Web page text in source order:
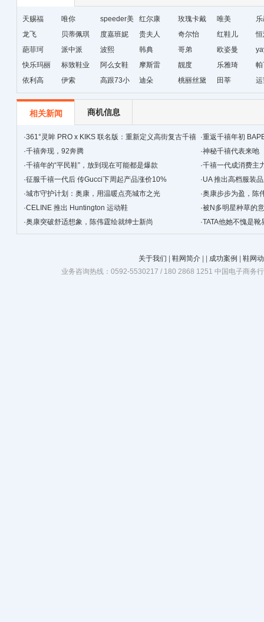
天赐福 唯你
speeder美
国暴龙
红尔康
玫瑰卡戴
尔
唯美
龙飞
贝蒂佩琪 度嘉班妮 贵夫人 奇尔怡 红鞋儿
葩菲珂
派中派 波熙 韩典 哥弟 欧姿曼
快乐玛丽
标致鞋业 阿么女鞋 摩斯雷 靓度 乐雅琦
依利高
伊索
高跟73小
时
迪朵 桃丽丝黛 田莘
相关新闻 商机信息
·361°灵眸 PRO x KIKS 联名版：重新定义高街复古千禧
跑鞋
·重返千禧年初
·千禧奔现，92奔腾 ·神秘千禧代表来吔
·千禧年的“平民鞋”，放到现在可能都是爆款 ·千禧一代成消费主
·征服千禧一代后 传Gucci下周起产品涨价10% ·UA 推出高档服装
·城市守护计划：奥康，用温暖点亮城市之光 ·奥康步步为盈，陈
·CELINE 推出 Huntington 运动鞋 ·被N多明星种草的
·奥康突破舒适想象，陈伟霆绘就绅士新尚 ·TATA他她不愧是
关于我们 鞋网简介 成功案例
鞋网
业务咨询热线：0592-5530217 / 180 2868 1251 中国电子商务